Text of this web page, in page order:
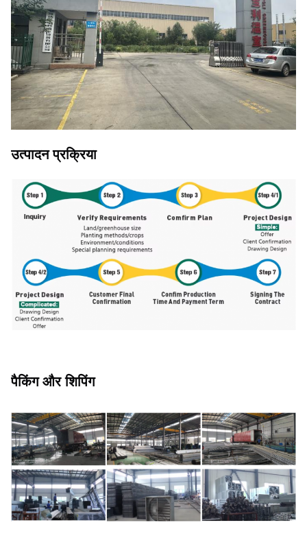
उत्पादन प्रक्रिया
पैकिंग और शिपिंग